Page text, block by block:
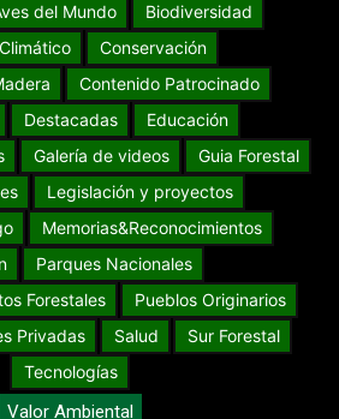
del Mundo
Biodiversidad
Conservación
Contenido Patrocinado
Destacadas
Educación
Galería de videos
Guia Forestal
Legislación y proyectos
Memorias&Reconocimientos
Parques Nacionales
Forestales
Pueblos Originarios
Privadas
Salud
Sur Forestal
Tecnologías
Valor Ambiental